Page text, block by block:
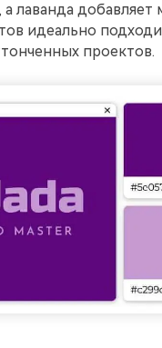
а лаванда добавляет
идеально
проектов.